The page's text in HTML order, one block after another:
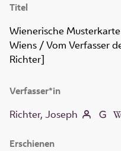
Titel
Wienerische Musterkarte
Wiens / Vom Verfasser
Richter]
Verfasser*in
Richter, Joseph
Erschienen